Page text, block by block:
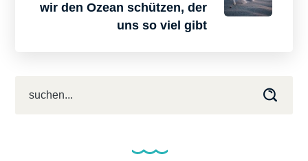
wir den Ozean schützen, der
uns so viel gibt